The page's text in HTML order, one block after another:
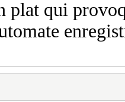
plat qui